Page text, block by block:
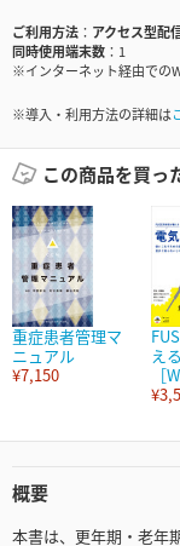
ご利用方法
アクセス型配
同時使用端末数
1
※インターネット経由での
※導入・利用方法の詳細は
この商品を買っ
重症患者管理マ
ニュアル
¥7,150
え
［
概要
本書は、更年期・老年